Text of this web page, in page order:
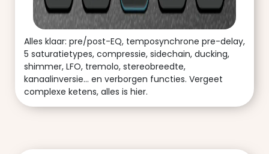
Alles klaar: pre/post-EQ, temposynchrone pre-delay,
5 saturatietypes, compressie, sidechain, ducking,
shimmer, LFO, tremolo, stereobreedte,
kanaalinversie... en verborgen functies. Vergeet
complexe ketens, alles is hier.